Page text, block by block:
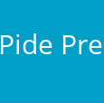
Pide